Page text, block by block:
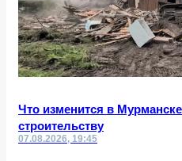
Что изменится в
строительству
07.08.2026, 19:45